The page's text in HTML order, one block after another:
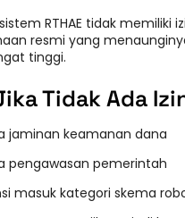
RTHAE tidak memiliki
resmi yang
tinggi.
Tidak Ada
jaminan keamanan dana
pengawasan pemerintah
masuk kategori skema